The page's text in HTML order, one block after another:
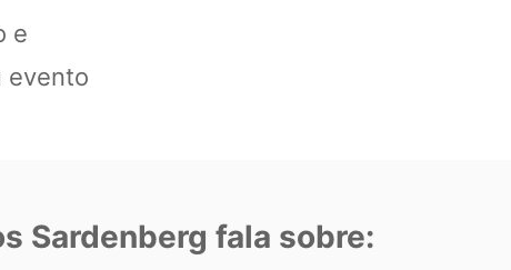
e
evento
Sardenberg fala sobre: